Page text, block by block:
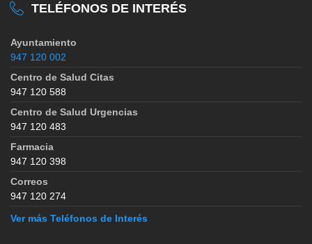
TELÉFONOS DE INTERÉS
Ayuntamiento
947 120 002
Centro de Salud Citas
947 120 588
Centro de Salud Urgencias
947 120 483
Farmacia
947 120 398
Correos
947 120 274
Ver más Teléfonos de Interés